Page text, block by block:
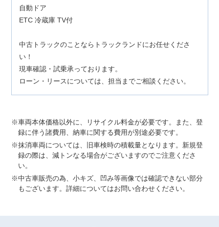
自動ドア
ETC 冷蔵庫 TV付
中古トラックのことならトラックランドにお任せくださ
い！
現車確認・試乗承っております。
ローン・リースについては、担当までご相談ください。
車両本体価格以外に、リサイクル料金が必要です。また、登
録に伴う諸費用、納車に関する費用が別途必要です。
抹消車両については、旧車検時の積載量となります。新規登
録の際は、減トンなる場合がございますのでご注意くださ
い。
中古車販売の為、小キズ、凹み等画像では確認できない部分
もございます。詳細についてはお問い合わせください。